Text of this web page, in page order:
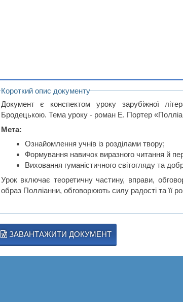
Короткий опис документу
Документ є конспектом уроку зарубіжної
Бродецькою. Тема уроку - роман Е. Портер
Мета:
Ознайомлення учнів із розділами твору;
Формування навичок виразного читання й
Виховання гуманістичного світогляду та
Урок включає теоретичну частину, вправи,
образ Полліанни, обговорюють силу радості та її
ЗАВАНТАЖИТИ ДОКУМЕНТ